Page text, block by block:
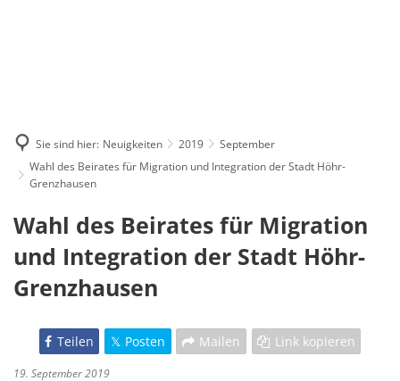
Sie sind hier: Neuigkeiten 2019
September
Wahl des Beirates für Migration und Integration der Stadt Höhr-
Grenzhausen
Wahl des Beirates für Migration
und Integration der Stadt Höhr-
Grenzhausen
Teilen Posten Mailen Link kopieren
19. September 2019